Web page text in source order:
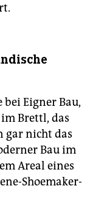
Eigner Bau,
Brettl, das
gar nicht das
Bau im
Areal eines
Shoemaker-